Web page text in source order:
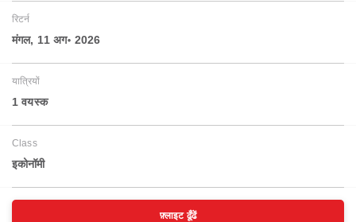
रिटर्न
मंगल, 11 अग॰ 2026
यात्रियों
1 वयस्‍क
Class
इकोनॉमी
फ़्लाइट ढूँढें